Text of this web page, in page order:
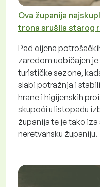
Ova županija
trona srušila starog
Pad cijena
zaredom uobičajen
turističke sezone,
slabi potražnja i
hrane i higijenskih
skupoći u listopadu
županija te je tako
neretvansku županiju.